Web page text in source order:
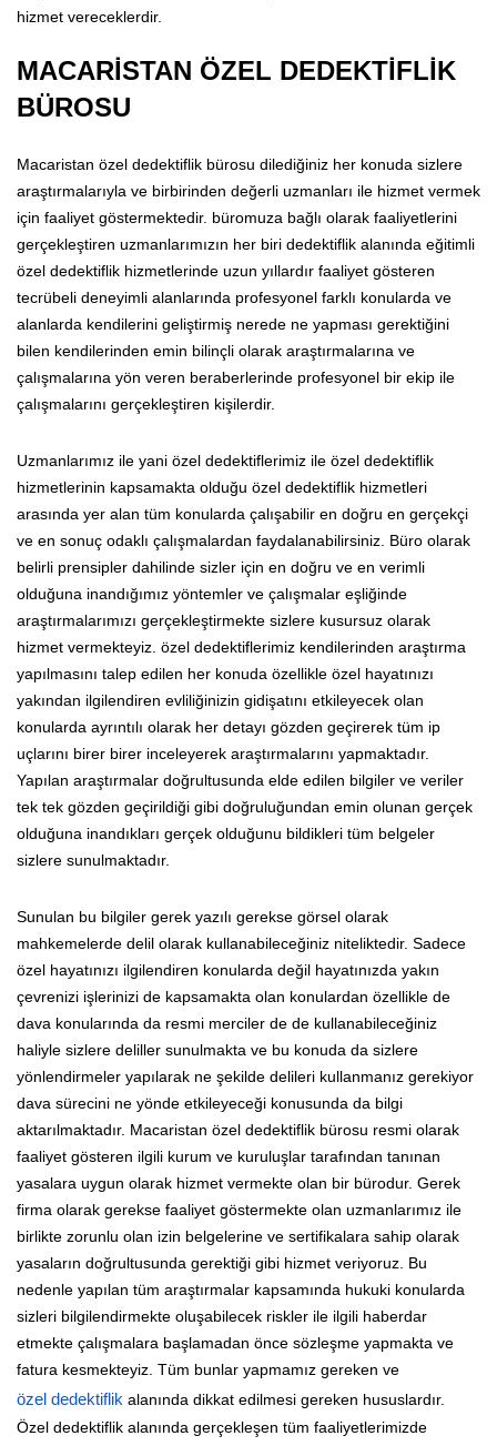
hizmet vereceklerdir.
MACARİSTAN ÖZEL DEDEKTİFLİK
BÜROSU
Macaristan özel dedektiflik bürosu dilediğiniz her konuda sizlere
araştırmalarıyla ve birbirinden değerli uzmanları ile hizmet vermek
için faaliyet göstermektedir. büromuza bağlı olarak faaliyetlerini
gerçekleştiren uzmanlarımızın her biri dedektiflik alanında eğitimli
özel dedektiflik hizmetlerinde uzun yıllardır faaliyet gösteren
tecrübeli deneyimli alanlarında profesyonel farklı konularda ve
alanlarda kendilerini geliştirmiş nerede ne yapması gerektiğini
bilen kendilerinden emin bilinçli olarak araştırmalarına ve
çalışmalarına yön veren beraberlerinde profesyonel bir ekip ile
çalışmalarını gerçekleştiren kişilerdir.
Uzmanlarımız ile yani özel dedektiflerimiz ile özel dedektiflik
hizmetlerinin kapsamakta olduğu özel dedektiflik hizmetleri
arasında yer alan tüm konularda çalışabilir en doğru en gerçekçi
ve en sonuç odaklı çalışmalardan faydalanabilirsiniz. Büro olarak
belirli prensipler dahilinde sizler için en doğru ve en verimli
olduğuna inandığımız yöntemler ve çalışmalar eşliğinde
araştırmalarımızı gerçekleştirmekte sizlere kusursuz olarak
hizmet vermekteyiz. özel dedektiflerimiz kendilerinden araştırma
yapılmasını talep edilen her konuda özellikle özel hayatınızı
yakından ilgilendiren evliliğinizin gidişatını etkileyecek olan
konularda ayrıntılı olarak her detayı gözden geçirerek tüm ip
uçlarını birer birer inceleyerek araştırmalarını yapmaktadır.
Yapılan araştırmalar doğrultusunda elde edilen bilgiler ve veriler
tek tek gözden geçirildiği gibi doğruluğundan emin olunan gerçek
olduğuna inandıkları gerçek olduğunu bildikleri tüm belgeler
sizlere sunulmaktadır.
Sunulan bu bilgiler gerek yazılı gerekse görsel olarak
mahkemelerde delil olarak kullanabileceğiniz niteliktedir. Sadece
özel hayatınızı ilgilendiren konularda değil hayatınızda yakın
çevrenizi işlerinizi de kapsamakta olan konulardan özellikle de
dava konularında da resmi merciler de de kullanabileceğiniz
haliyle sizlere deliller sunulmakta ve bu konuda da sizlere
yönlendirmeler yapılarak ne şekilde delileri kullanmanız gerekiyor
dava sürecini ne yönde etkileyeceği konusunda da bilgi
aktarılmaktadır. Macaristan özel dedektiflik bürosu resmi olarak
faaliyet gösteren ilgili kurum ve kuruluşlar tarafından tanınan
yasalara uygun olarak hizmet vermekte olan bir bürodur. Gerek
firma olarak gerekse faaliyet göstermekte olan uzmanlarımız ile
birlikte zorunlu olan izin belgelerine ve sertifikalara sahip olarak
yasaların doğrultusunda gerektiği gibi hizmet veriyoruz. Bu
nedenle yapılan tüm araştırmalar kapsamında hukuki konularda
sizleri bilgilendirmekte oluşabilecek riskler ile ilgili haberdar
etmekte çalışmalara başlamadan önce sözleşme yapmakta ve
fatura kesmekteyiz. Tüm bunlar yapmamız gereken ve
özel dedektiflik alanında dikkat edilmesi gereken hususlardır.
Özel dedektiflik alanında gerçekleşen tüm faaliyetlerimizde